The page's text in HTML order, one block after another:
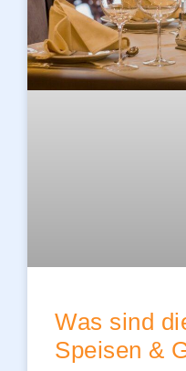
Was sind
Speisen &